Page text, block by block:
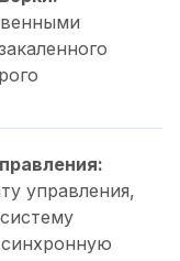
управления,